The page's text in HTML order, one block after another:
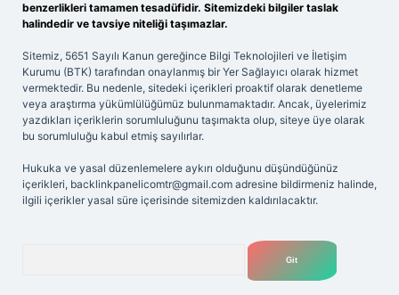
benzerlikleri tamamen tesadüfidir. Sitemizdeki bilgiler taslak
halindedir ve tavsiye niteliği taşımazlar.
Sitemiz, 5651 Sayılı Kanun gereğince Bilgi Teknolojileri ve İletişim
Kurumu (BTK) tarafından onaylanmış bir Yer Sağlayıcı olarak hizmet
vermektedir. Bu nedenle, sitedeki içerikleri proaktif olarak denetleme
veya araştırma yükümlülüğümüz bulunmamaktadır. Ancak, üyelerimiz
yazdıkları içeriklerin sorumluluğunu taşımakta olup, siteye üye olarak
bu sorumluluğu kabul etmiş sayılırlar.
Hukuka ve yasal düzenlemelere aykırı olduğunu düşündüğünüz
içerikleri, backlinkpanelicomtr@gmail.com adresine bildirmeniz halinde,
ilgili içerikler yasal süre içerisinde sitemizden kaldırılacaktır.